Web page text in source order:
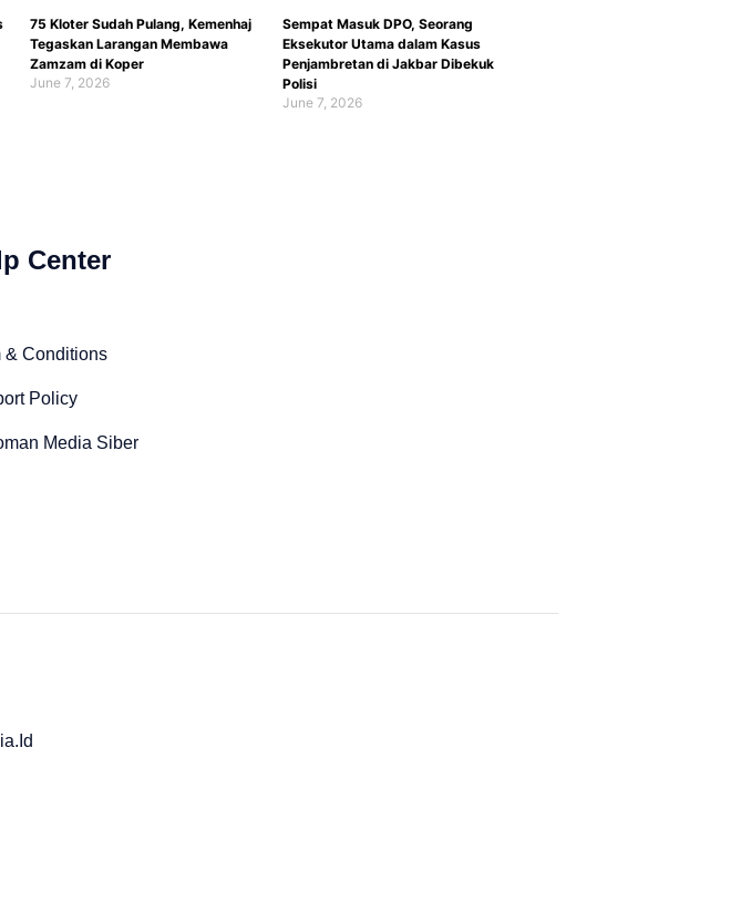
75 Kloter Sudah Pulang, Kemenhaj
Tegaskan Larangan Membawa
Zamzam di Koper
June 7, 2026
Sempat Masuk DPO, Seorang
Eksekutor Utama dalam Kasus
Penjambretan di Jakbar Dibekuk
Polisi
June 7, 2026
Center
& Conditions
Policy
Media Siber